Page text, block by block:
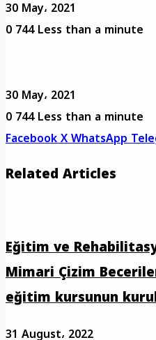
30 May، 2021
0744Less than a minute
30 May، 2021
0744Less than a minute
FacebookXWhatsApp
Related Articles
Eğitim ve
Mimari Çizim
eğitim kursunun
31 August، 2022